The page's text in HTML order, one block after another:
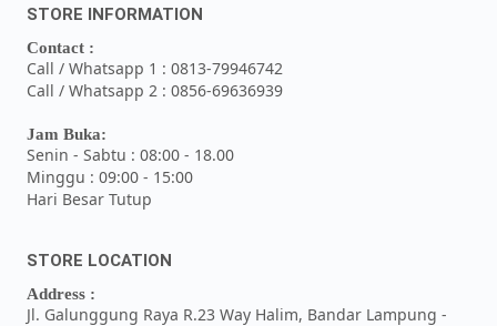
STORE INFORMATION
Contact :
Call / Whatsapp 1 : 0813-79946742
Call / Whatsapp 2 : 0856-69636939
Jam Buka:
Senin - Sabtu : 08:00 - 18.00
Minggu : 09:00 - 15:00
Hari Besar Tutup
STORE LOCATION
Address :
Jl. Galunggung Raya R.23 Way Halim, Bandar Lampung -